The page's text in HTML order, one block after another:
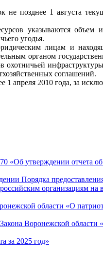
позднее 1 августа
указываются
угодья.
лицам и
органом
охотничьей
соглашений.
апреля 2010 года, за
«Об утверждении отчета
Порядка
организациям
области «О
Воронежской
за 2025 год»